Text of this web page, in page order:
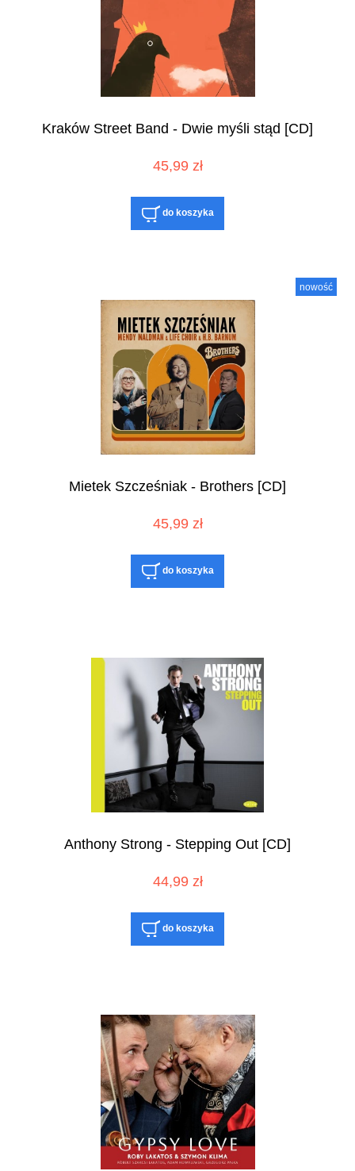
Kraków Street Band - Dwie myśli stąd [CD]
45,99 zł
do koszyka
Mietek Szcześniak - Brothers [CD]
45,99 zł
do koszyka
nowość
Anthony Strong - Stepping Out [CD]
44,99 zł
do koszyka